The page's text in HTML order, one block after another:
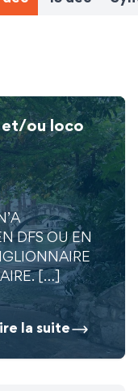
et/ou loco
DFS OU EN
[…]
la suite